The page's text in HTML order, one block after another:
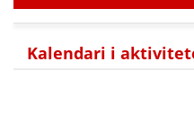
Kalendari i